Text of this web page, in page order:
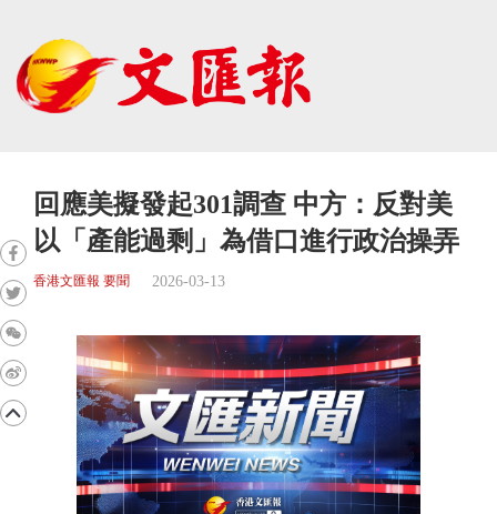
回應美擬發起301調查 中方：反對美
以「產能過剩」為借口進行政治操弄
香港文匯報 要聞 2026-03-13